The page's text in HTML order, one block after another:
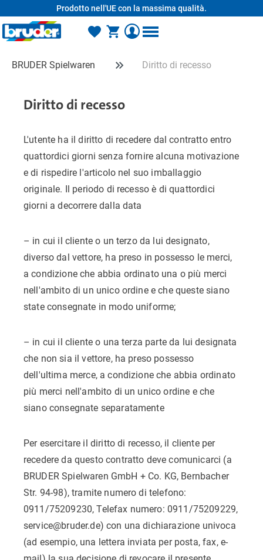
Prodotto nell'UE con la massima qualità.
BRUDER Spielwaren Diritto di recesso
Diritto di recesso
L'utente ha il diritto di recedere dal contratto entro
quattordici giorni senza fornire alcuna motivazione
e di rispedire l'articolo nel suo imballaggio
originale. Il periodo di recesso è di quattordici
giorni a decorrere dalla data
– in cui il cliente o un terzo da lui designato,
diverso dal vettore, ha preso in possesso le merci,
a condizione che abbia ordinato una o più merci
nell'ambito di un unico ordine e che queste siano
state consegnate in modo uniforme;
– in cui il cliente o una terza parte da lui designata
che non sia il vettore, ha preso possesso
dell'ultima merce, a condizione che abbia ordinato
più merci nell'ambito di un unico ordine e che
siano consegnate separatamente
Per esercitare il diritto di recesso, il cliente per
recedere da questo contratto deve comunicarci (a
BRUDER Spielwaren GmbH + Co. KG, Bernbacher
Str. 94-98), tramite numero di telefono:
0911/75209230, Telefax numero: 0911/75209229,
service@bruder.de) con una dichiarazione univoca
(ad esempio, una lettera inviata per posta, fax, e-